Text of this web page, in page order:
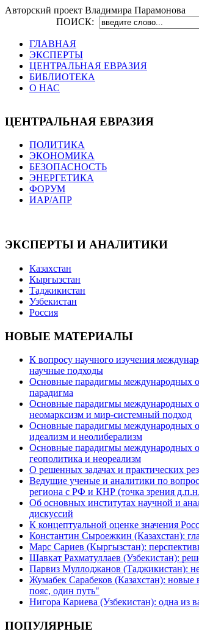
Авторский проект Владимира Парамонова
ПОИСК:
ГЛАВНАЯ
ЭКСПЕРТЫ
ЦЕНТРАЛЬНАЯ ЕВРАЗИЯ
БИБЛИОТЕКА
О НАС
ЦЕНТРАЛЬНАЯ ЕВРАЗИЯ
ПОЛИТИКА
ЭКОНОМИКА
БЕЗОПАСНОСТЬ
ЭНЕРГЕТИКА
ФОРУМ
ИАР/АПР
ЭКСПЕРТЫ И АНАЛИТИКИ
Казахстан
Кыргызстан
Таджикистан
Узбекистан
Россия
НОВЫЕ МАТЕРИАЛЫ
К вопросу научного изучения
научные подходы
Основные парадигмы международных
парадигма
Основные парадигмы международных
неомарксизм и мир-системный подход
Основные парадигмы международных
идеализм и неолиберализм
Основные парадигмы международных
геополитика и неореализм
О решенных задачах и практических
Ведущие ученые и аналитики по
региона с РФ и КНР (точка зрения
Об основных институтах научной и
дискуссий
К концептуальной оценке значения
Константин Сыроежкин (Казахстан):
Марс Сариев (Кыргызстан):
Шавкат Рахматуллаев (Узбекистан):
Парвиз Муллоджанов (Таджикистан):
Жумабек Сарабеков (Казахстан): новые
пояс, один путь"
Нигора Кариева (Узбекистан): одна из
ПОПУЛЯРНЫЕ